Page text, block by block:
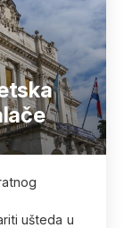
ušteda u